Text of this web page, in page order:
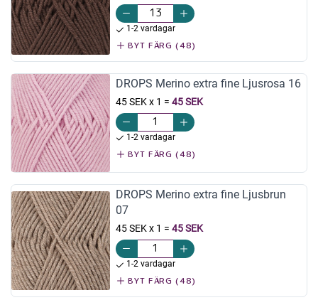
1-2 vardagar
BYT FÄRG (48)
DROPS Merino extra fine Ljusrosa 16
45 SEK x 1 = 45 SEK
1-2 vardagar
BYT FÄRG (48)
DROPS Merino extra fine Ljusbrun
07
45 SEK x 1 = 45 SEK
1-2 vardagar
BYT FÄRG (48)